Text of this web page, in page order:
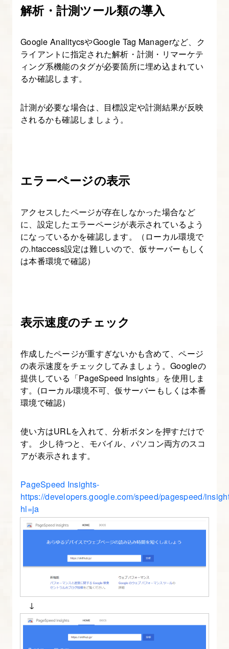
解析・計測ツール類の導入
Google AnalitycsやGoogle Tag Managerなど、ク
ライアントに指定された解析・計測・リマーケテ
ィング系機能のタグが必要箇所に埋め込まれてい
るか確認します。
計測が必要な場合は、目標設定や計測結果が反映
されるかも確認しましょう。
エラーページの表示
アクセスしたページが存在しなかった場合など
に、設定したエラーページが表示されているよう
になっているかを確認します。（ローカル環境で
の.htaccess設定は難しいので、仮サーバーもしく
は本番環境で確認）
表示速度のチェック
作成したページが重すぎないかも含めて、ページ
の表示速度をチェックしてみましょう。Googleの
提供している「PageSpeed Insights」を使用しま
す。(ローカル環境不可、仮サーバーもしくは本番
環境で確認）
使い方はURLを入れて、分析ボタンを押すだけで
す。 少し待つと、モバイル、パソコン両方のスコ
アが表示されます。
PageSpeed Insights-
https://developers.google.com/speed/pagespeed/
hl=ja
↓